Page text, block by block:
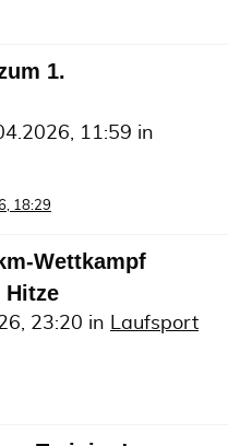
1.
11:59 in
18:29
Wettkampf
Hitze
23:20 in
Laufsport